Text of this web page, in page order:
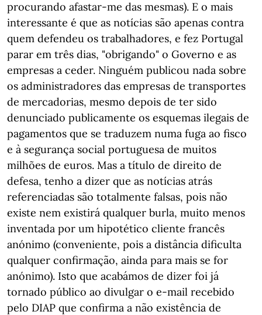
procurando afastar-me das mesmas). E o mais
interessante é que as notícias são apenas contra
quem defendeu os trabalhadores, e fez Portugal
parar em três dias, "obrigando" o Governo e as
empresas a ceder. Ninguém publicou nada sobre
os administradores das empresas de transportes
de mercadorias, mesmo depois de ter sido
denunciado publicamente os esquemas ilegais de
pagamentos que se traduzem numa fuga ao fisco
e à segurança social portuguesa de muitos
milhões de euros. Mas a título de direito de
defesa, tenho a dizer que as notícias atrás
referenciadas são totalmente falsas, pois não
existe nem existirá qualquer burla, muito menos
inventada por um hipotético cliente francês
anónimo (conveniente, pois a distância dificulta
qualquer confirmação, ainda para mais se for
anónimo). Isto que acabámos de dizer foi já
tornado público ao divulgar o e-mail recebido
pelo DIAP que confirma a não existência de